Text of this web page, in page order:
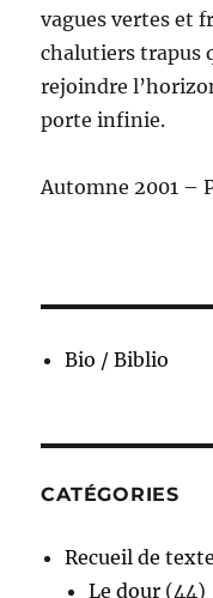
vagues vertes et
chalutiers trapus
rejoindre
porte infinie.
Automne 2001 –
Bio / Biblio
CATÉGORIES
Recueil de
Le dour (44)